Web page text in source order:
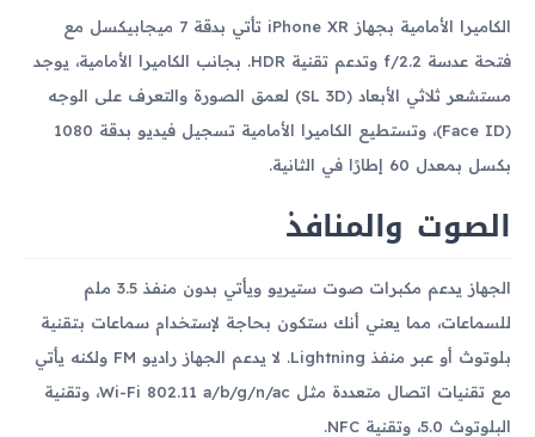
الكاميرا الأمامية بجهاز iPhone XR تأتي بدقة 7 ميجابيكسل مع
فتحة عدسة f/2.2 وتدعم تقنية HDR. بجانب الكاميرا الأمامية، يوجد
مستشعر ثلاثي الأبعاد (SL 3D) لعمق الصورة والتعرف على الوجه
(Face ID)، وتستطيع الكاميرا الأمامية تسجيل فيديو بدقة 1080
بكسل بمعدل 60 إطارًا في الثانية.
الصوت والمنافذ
الجهاز يدعم مكبرات صوت ستيريو ويأتي بدون منفذ 3.5 ملم
للسماعات، مما يعني أنك ستكون بحاجة لإستخدام سماعات بتقنية
بلوتوث أو عبر منفذ Lightning. لا يدعم الجهاز راديو FM ولكنه يأتي
مع تقنيات اتصال متعددة مثل Wi-Fi 802.11 a/b/g/n/ac، وتقنية
البلوتوث 5.0، وتقنية NFC.